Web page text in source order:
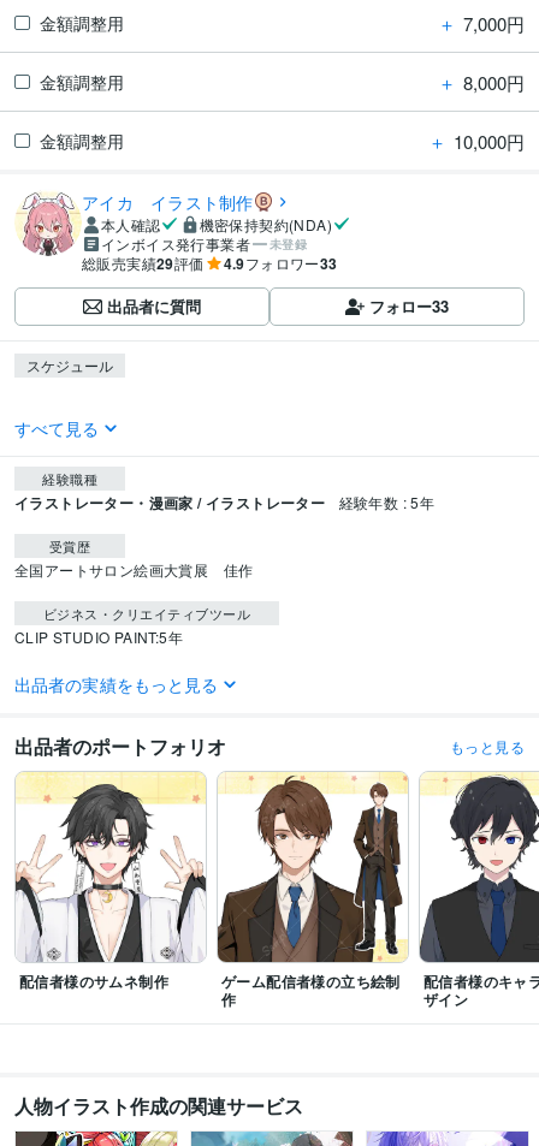
金額調整用 ＋ 7,000円
金額調整用 ＋ 8,000円
金額調整用 ＋ 10,000円
アイカ イラスト制作
本人確認
機密保持契約(NDA)
インボイス発行事業者
未登録
総販売実績29評価 4.9フォロワー33
出品者に質問 フォロー33
スケジュール
すべて見る
経験職種
イラストレーター・漫画家 / イラストレーター 経験年数 : 5年
受賞歴
全国アートサロン絵画大賞展　佳作
ビジネス・クリエイティブツール
CLIP STUDIO PAINT:5年
得意分野
出品者の実績をもっと見る
出品者のポートフォリオ もっと見る
配信者様のサムネ制作
ゲーム配信者様の立ち絵制
作
配信者様のキャ
ザイン
人物イラスト作成の関連サービス